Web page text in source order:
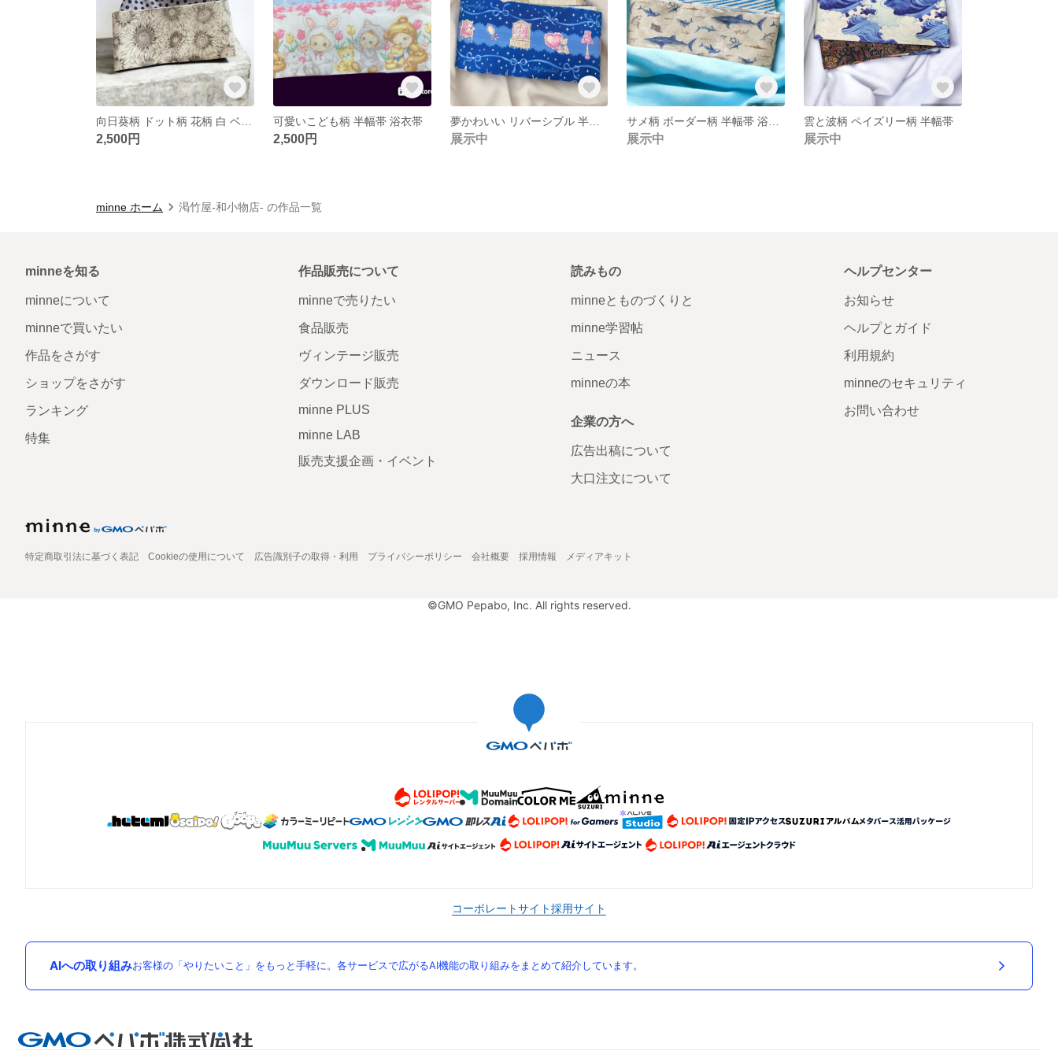
2,500円
可愛いこども柄 半幅帯 浴衣帯
2,500円
夢かわいい リバーシブル 半幅帯
展示中 展示中
雲と波柄 ペイズリー柄 半幅帯
展示中
minne ホーム 渇竹屋-和小物店- の作品一覧
minneを知る
minneについて
minneで買いたい
作品をさがす
ショップをさがす
ランキング
特集
作品販売について
minneで売りたい
食品販売
ヴィンテージ販売
ダウンロード販売
minne PLUS
minne LAB
販売支援企画・イベント
読みもの
minneとものづくりと
minne学習帖
ニュース
minneの本
企業の方へ
広告出稿について
大口注文について
ヘルプセンター
お知らせ
ヘルプとガイド
利用規約
minneのセキュリティ
お問い合わせ
特定商取引法に基づく表記 Cookieの使用について 広告識別子の取得・利用 プライバシーポリシー 会社概要 採用情報 メディアキット
©GMO Pepabo, Inc. All rights reserved.
コーポレートサイト採用サイト
AIへの取り組みお客様の「やりたいこと」をもっと手軽に。各サービスで広がるAI機能の取り組みをまとめて紹介しています。